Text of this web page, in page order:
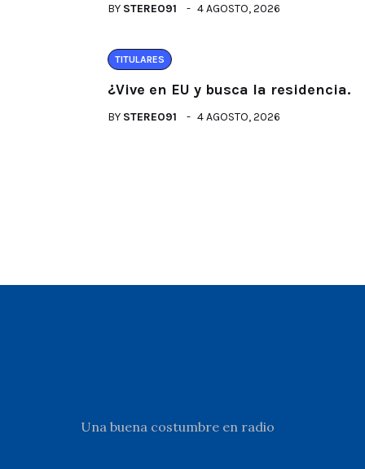
BY STEREO91 4 AGOSTO, 2026
TITULARES
¿Vive en EU y busca la residencia.
BY STEREO91 4 AGOSTO, 2026
Una buena costumbre en radio